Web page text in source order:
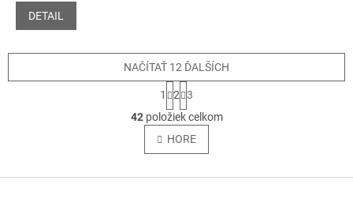
DETAIL
O
v
l
á
NAČÍTAŤ 12 ĎALŠÍCH
S
t
r
á
n
k
v
1 2
3
42položiek celkom
HORE